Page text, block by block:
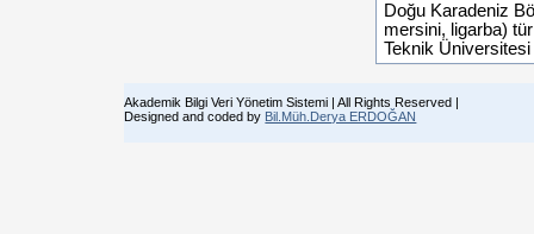
Doğu Karadeniz
mersini, ligarba)
Teknik
Akademik Bilgi Veri Yönetim Sistemi | All Rights Reserved |
Designed and coded by Bil.Müh.Derya ERDOĞAN